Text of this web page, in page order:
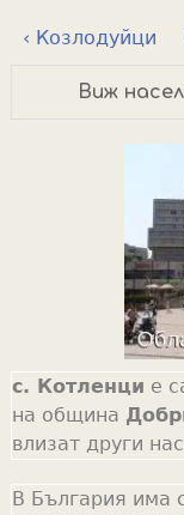
‹ Козлодуйци
Виж
с. Котленци е
на община
влизат други
В България има